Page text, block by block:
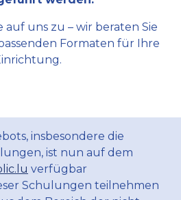
auf uns zu – wir beraten Sie
Formaten für Ihre
insbesondere die
ist nun auf dem
verfügbar
Schulungen teilnehmen